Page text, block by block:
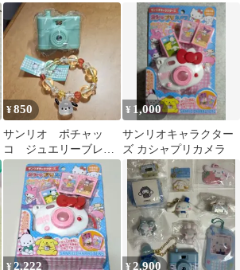
カシャカメラ&カード)
ラ おもちゃ キャラ
クター玩具
¥850
サンリオ ポチャッ
コ ジュエリーブレス
レット2 カシャカシャ
カメラ セット売り
¥ 1,000
サンリオキャラクター
ズ カシャプリカメラ
¥2,222 ¥2,900